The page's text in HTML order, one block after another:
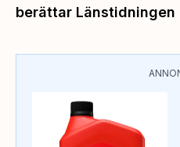
berättar Länstidningen